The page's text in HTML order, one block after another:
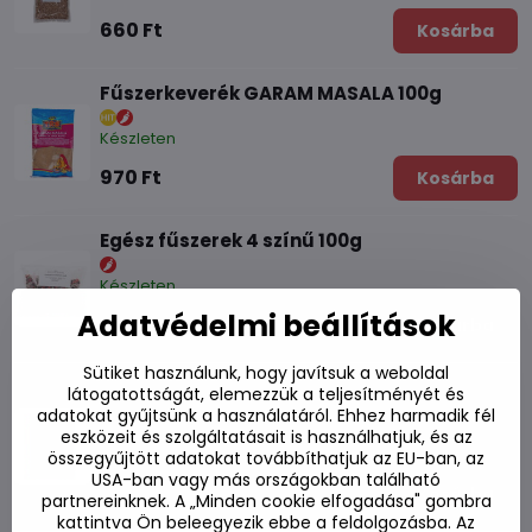
660 Ft Kosárba
Fűszerkeverék GARAM MASALA 100g
Készleten
970 Ft Kosárba
Egész fűszerek 4 színű 100g
Készleten
2160 Ft Kosárba
Fűszerkeverék a szingapúri kókuszos
rizshez 50g
Készleten
800 Ft Kosárba
Adatvédelmi beállítások
Sütiket használunk, hogy javítsuk a weboldal
látogatottságát, elemezzük a teljesítményét és
adatokat gyűjtsünk a használatáról. Ehhez harmadik fél
eszközeit és szolgáltatásait is használhatjuk, és az
összegyűjtött adatokat továbbíthatjuk az EU-ban, az
USA-ban vagy más országokban található
partnereinknek. A „Minden cookie elfogadása" gombra
kattintva Ön beleegyezik ebbe a feldolgozásba. Az